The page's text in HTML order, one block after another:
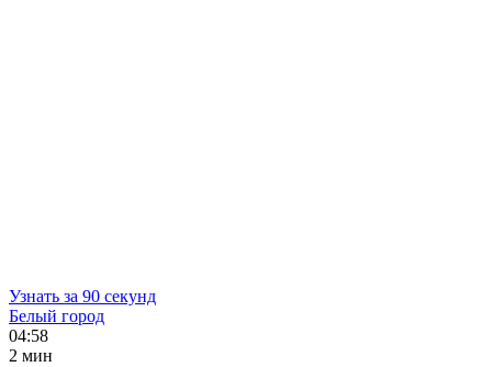
Узнать за 90 секунд
Белый город
04:58
2 мин